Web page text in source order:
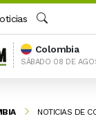
Buscar
Colombia
SÁBADO 08 DE
NOTICIAS DE